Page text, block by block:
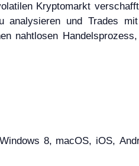
Kryptomarkt
und Trades
nahtlosen
8, macOS, iOS,